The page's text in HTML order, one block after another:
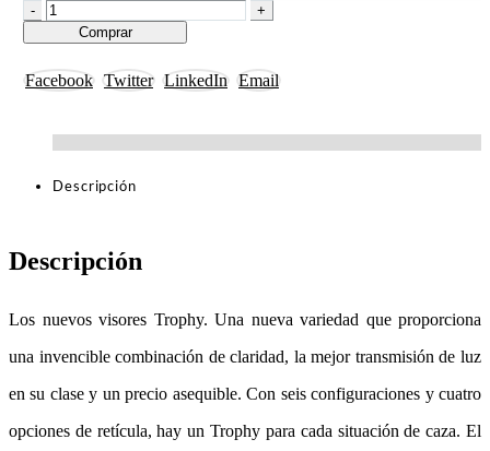
-
+
Comprar
Facebook Twitter LinkedIn Email
Descripción
Descripción
Los nuevos visores Trophy. Una nueva variedad que proporciona
una invencible combinación de claridad, la mejor transmisión de luz
en su clase y un precio asequible. Con seis configuraciones y cuatro
opciones de retícula, hay un Trophy para cada situación de caza. El